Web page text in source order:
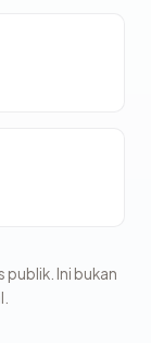
publik. Ini bukan